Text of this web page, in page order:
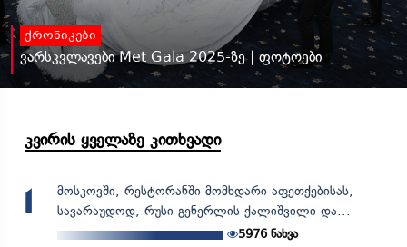
ქრონიკები
ვარსკვლავები Met Gala 2025-ზე | ფოტოები
კვირის ყველაზე კითხვადი
1
მოსკოვში, რესტორანში მომხდარი აფეთქებისას,
სავარაუდოდ, რუსი გენერლის ქალიშვილი და...
5976ნახვა